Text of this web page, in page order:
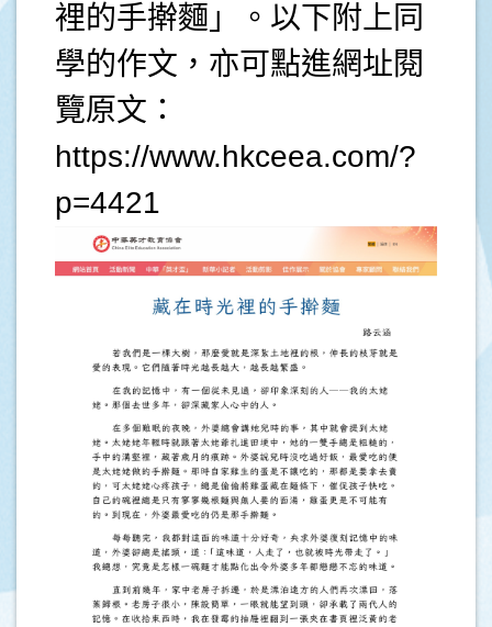
裡的手擀麵」。以下附上同
學的作文，亦可點進網址閱
覽原文：
https://www.hkceea.com/?
p=4421